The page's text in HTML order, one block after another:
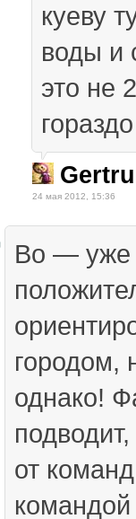
куеву
воды и
это не
24 мая 2012, 15:36
Во — уже
городом,
однако!
от
командой